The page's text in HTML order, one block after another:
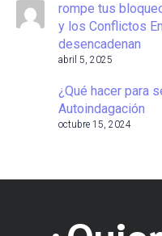
rompe tus
y los Conflictos
desencadenan
abril 5, 2025
¿Qué hacer para
Autoindagación
octubre 15, 2024